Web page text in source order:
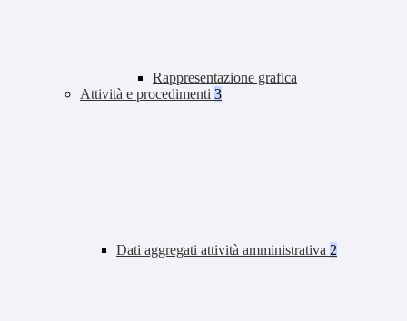
Rappresentazione grafica
Attività e procedimenti 3
Dati aggregati attività amministrativa 2